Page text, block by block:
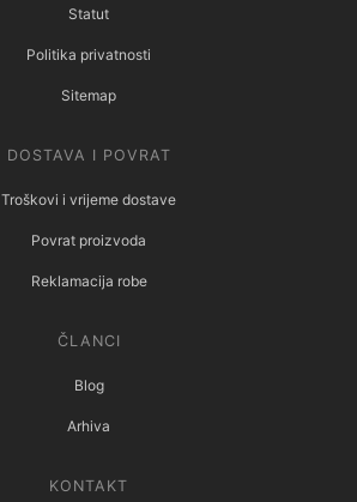
Statut
Politika privatnosti
Sitemap
DOSTAVA I POVRAT
Troškovi i vrijeme dostave
Povrat proizvoda
Reklamacija robe
ČLANCI
Blog
Arhiva
KONTAKT